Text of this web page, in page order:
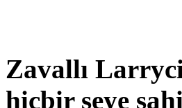
Zavallı
hiçbir şeye